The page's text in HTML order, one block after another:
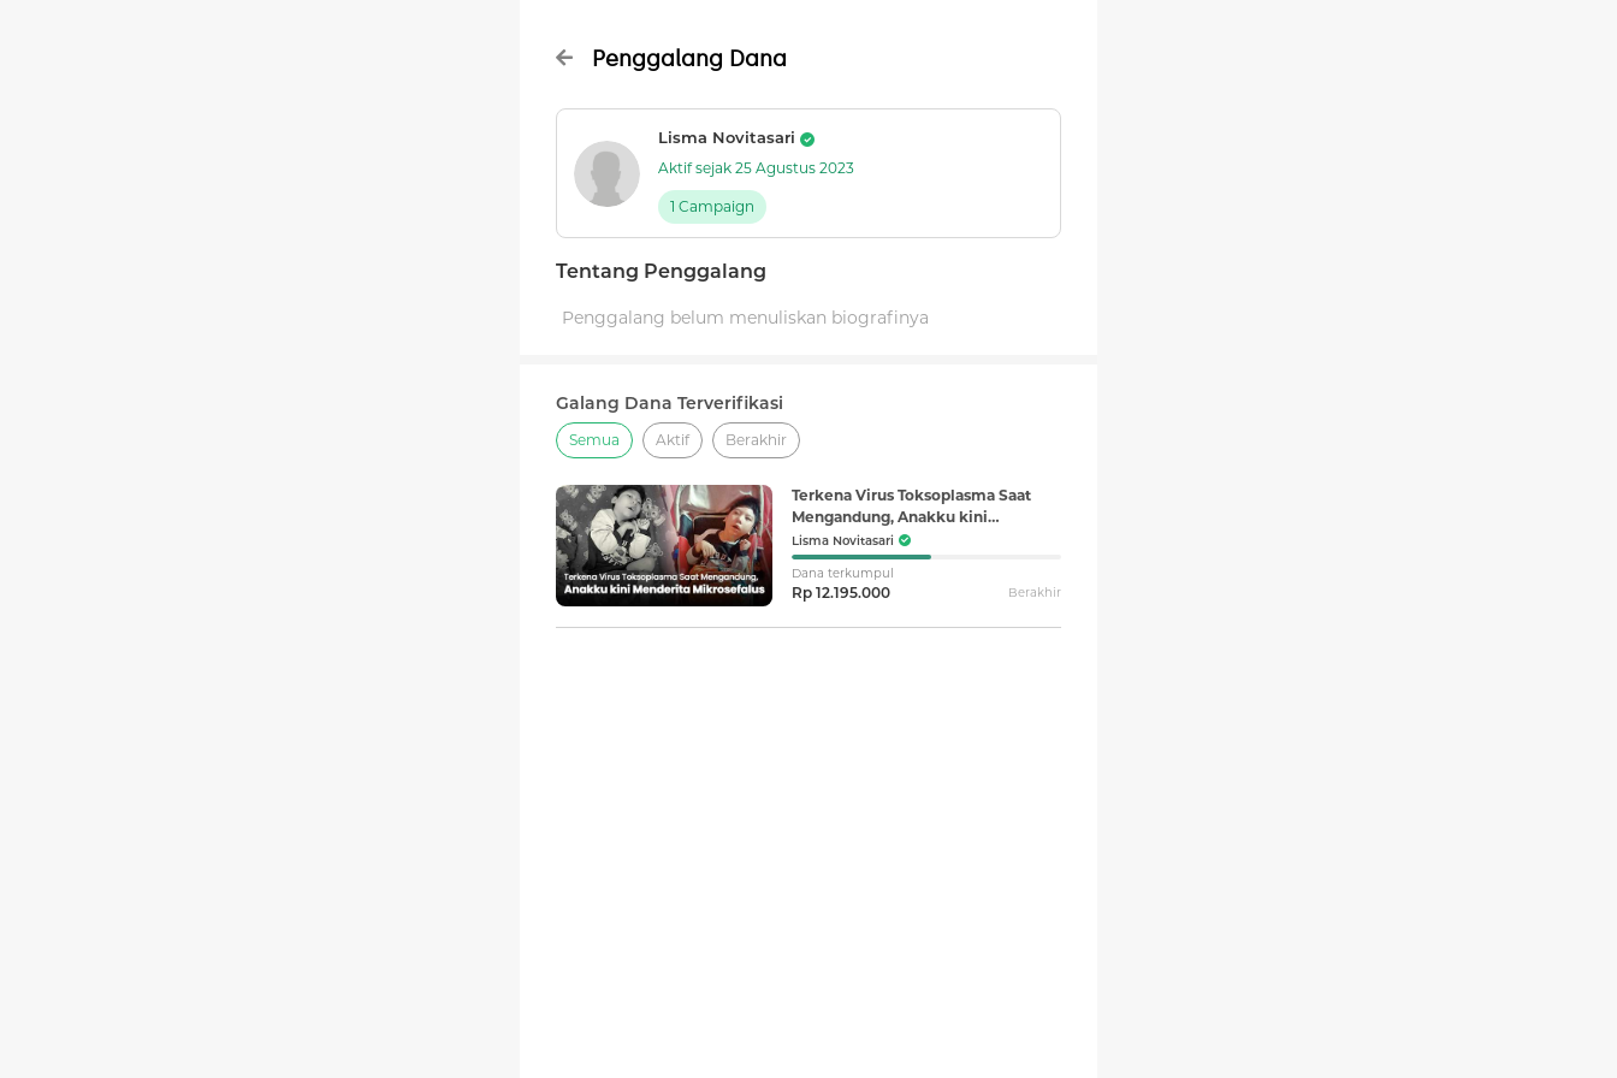
Penggalang Dana
Lisma Novitasari
Aktif sejak 25 Agustus 2023
1 Campaign
Tentang Penggalang
Penggalang belum menuliskan biografinya
Galang Dana Terverifikasi
Semua Aktif Berakhir
Terkena Virus Toksoplasma Saat
Mengandung, Anakku kini
Menderita Mikrosefalus
Lisma Novitasari
Dana terkumpul
Rp 12.195.000 Berakhir